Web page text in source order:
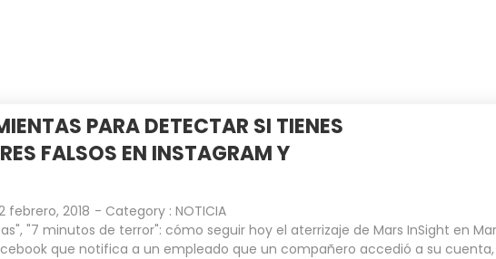
PARA DETECTAR SI TIENES
FALSOS EN INSTAGRAM Y
febrero, 2018 - Category : NOTICIA
, "7 minutos de terror": cómo seguir hoy el aterrizaje de Mars InSight en
que notifica a un empleado que un compañero accedió a su cuenta,